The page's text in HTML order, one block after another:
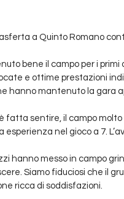
a Quinto Romano
bene il campo per i
e ottime prestazioni
hanno mantenuto la gara
fatta sentire, il campo
nel gioco a 7.
hanno messo in campo
Siamo fiduciosi che il
ricca di soddisfazioni.